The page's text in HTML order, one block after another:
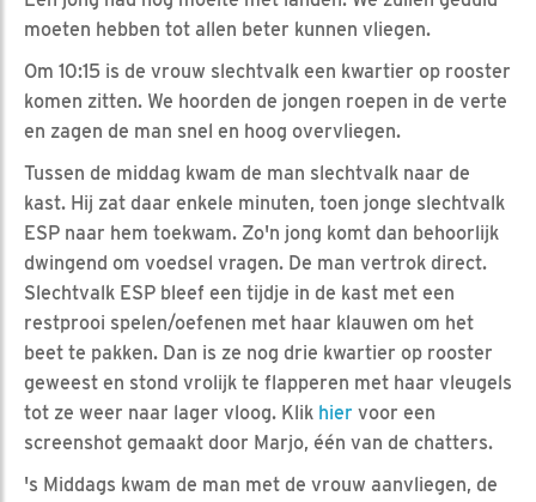
moeten hebben tot allen beter kunnen vliegen.
Om 10:15 is de vrouw slechtvalk een kwartier op rooster
komen zitten. We hoorden de jongen roepen in de verte
en zagen de man snel en hoog overvliegen.
Tussen de middag kwam de man slechtvalk naar de
kast. Hij zat daar enkele minuten, toen jonge slechtvalk
ESP naar hem toekwam. Zo'n jong komt dan behoorlijk
dwingend om voedsel vragen. De man vertrok direct.
Slechtvalk ESP bleef een tijdje in de kast met een
restprooi spelen/oefenen met haar klauwen om het
beet te pakken. Dan is ze nog drie kwartier op rooster
geweest en stond vrolijk te flapperen met haar vleugels
tot ze weer naar lager vloog. Klik hier voor een
screenshot gemaakt door Marjo, één van de chatters.
's Middags kwam de man met de vrouw aanvliegen, de